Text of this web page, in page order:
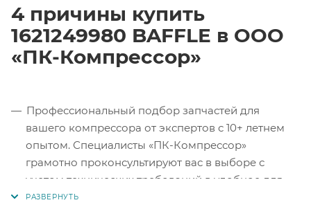
4 причины купить
1621249980 BAFFLE в ООО
«ПК-Компрессор»
Профессиональный подбор запчастей для
вашего компрессора от экспертов с 10+ летнем
опытом. Специалисты «ПК-Компрессор»
грамотно проконсультируют вас в выборе с
учетом технических требований в удобное для
вас время.